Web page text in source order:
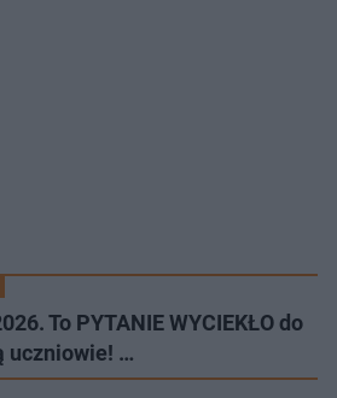
To PYTANIE WYCIEKŁO do
uczniowie! …